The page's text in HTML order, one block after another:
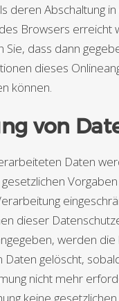
deren Abschaltung
Browsers erreicht
Sie, dass dann
dieses
können.
von
Daten
dieser
werden die
Daten gelöscht,
nicht mehr